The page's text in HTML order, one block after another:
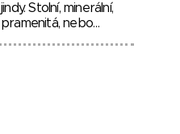
jindy. Stolní, minerální,
pramenitá, nebo…